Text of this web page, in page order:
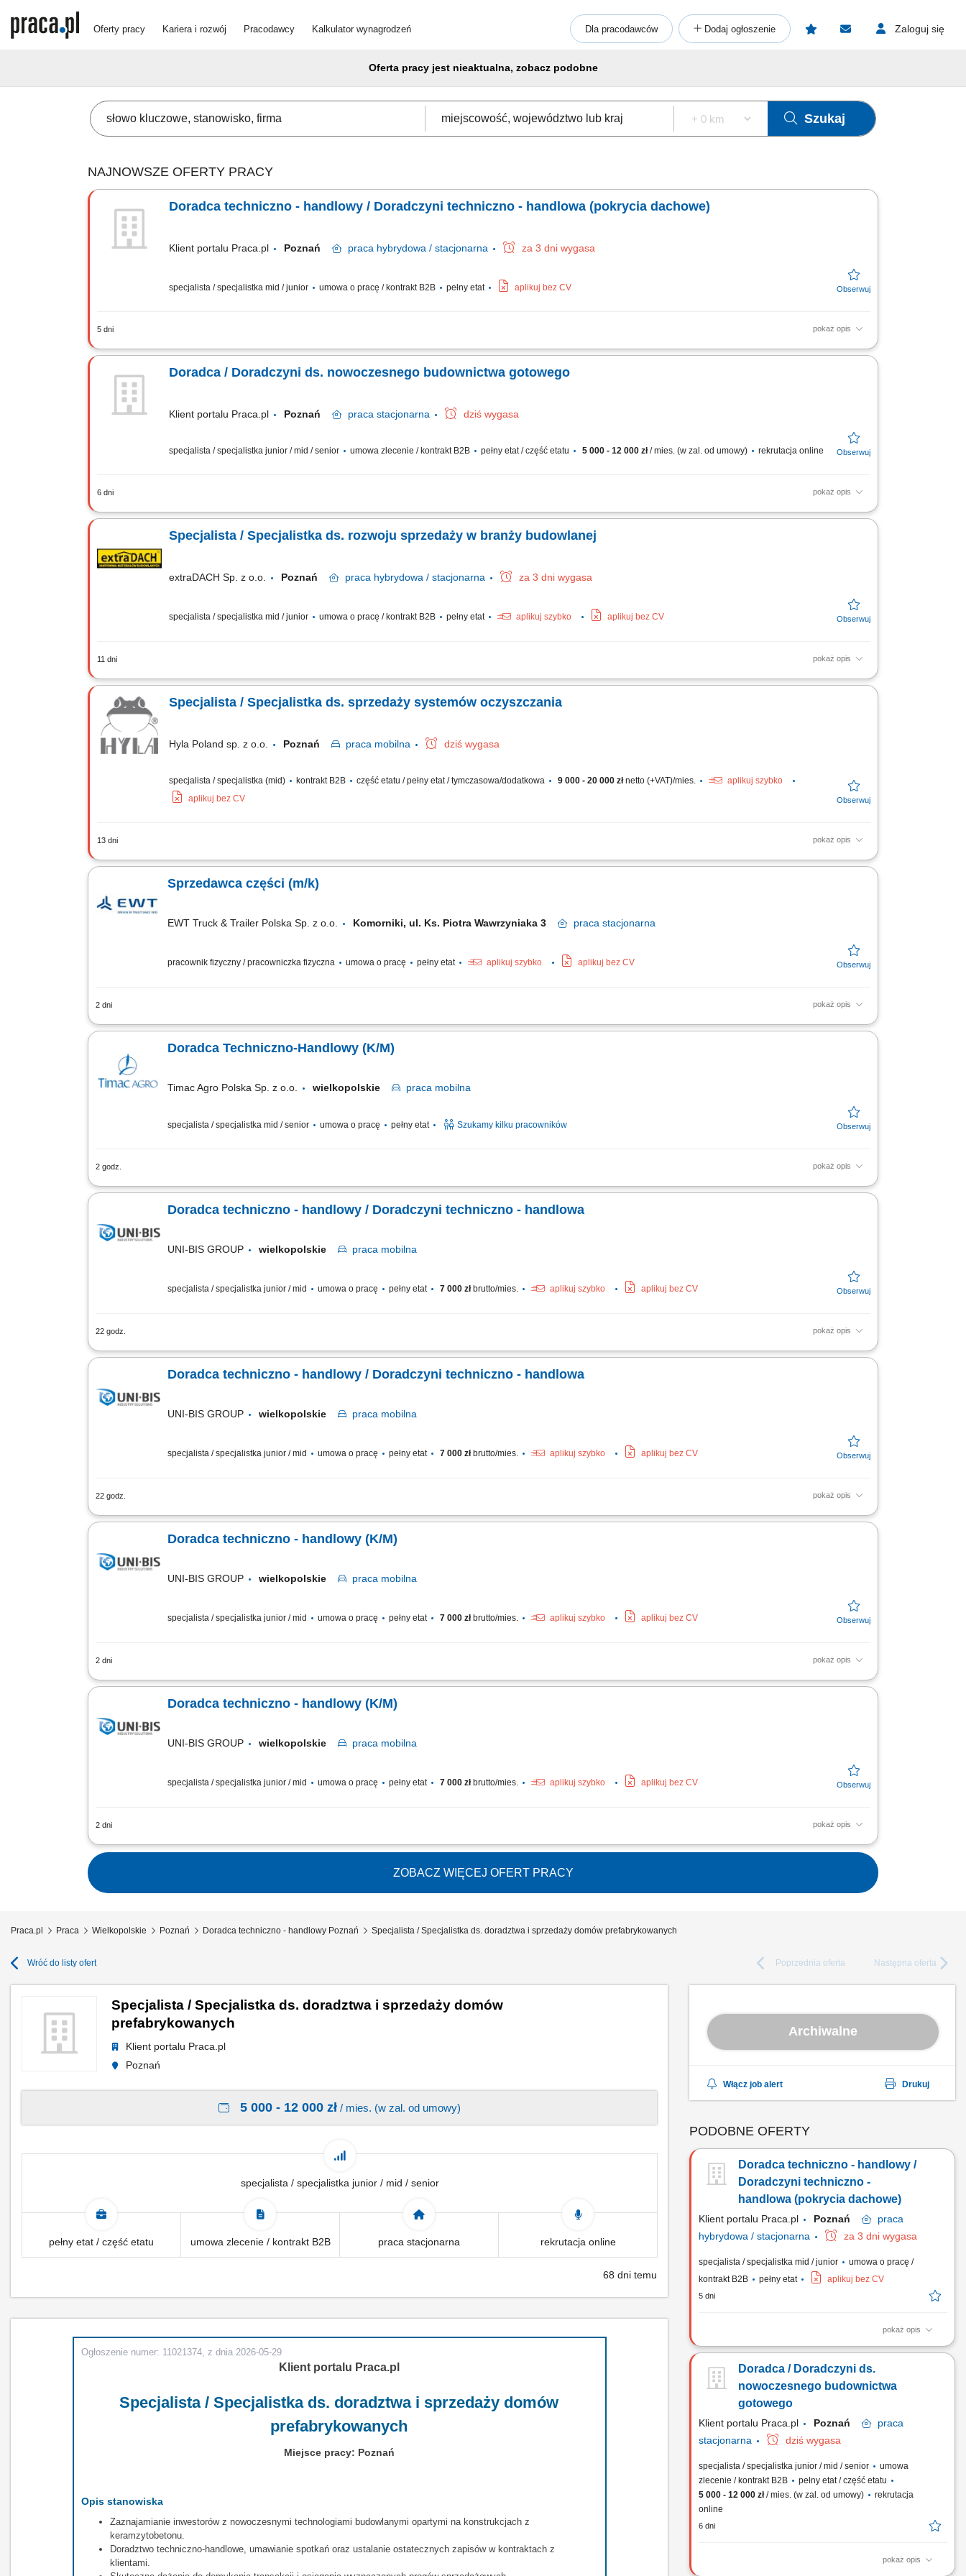
Oferty pracy Kariera i rozwój Pracodawcy Kalkulator wynagrodzeń Dla pracodawców Dodaj ogłoszenie Zaloguj się
Oferta pracy jest nieaktualna, zobacz podobne
Szukaj
NAJNOWSZE OFERTY PRACY
Doradca techniczno - handlowy / Doradczyni techniczno - handlowa (pokrycia dachowe)
Klient portalu Praca.pl Poznań praca hybrydowa / stacjonarna za 3 dni wygasa
specjalista / specjalistka mid / junior umowa o pracę / kontrakt B2B pełny etat aplikuj bez CV
5 dni pokaż opis
Prowadzenie bieżących procesów sprzedażowych oraz kompleksowa obsługa interesantów odwiedzających oddział firmy. Koordynowanie całokształtu spraw
Doradca / Doradczyni ds. nowoczesnego budownictwa gotowego
Klient portalu Praca.pl Poznań praca stacjonarna dziś wygasa
specjalista / specjalistka junior / mid / senior umowa zlecenie / kontrakt B2B pełny etat / część etatu 5 000 - 12 000 zł/ mies. (w zal. od umowy) rekrutacja online
6 dni pokaż opis
Profesjonalne doradztwo oraz prezentowanie innowacyjnych rozwiązań z zakresu szybkiej budowy nowoczesnych domów modułowych. Aktywne prowadzenie spotkań
Specjalista / Specjalistka ds. rozwoju sprzedaży w branży budowlanej
extraDACH Sp. z o.o. Poznań praca hybrydowa / stacjonarna za 3 dni wygasa
specjalista / specjalistka mid / junior umowa o pracę / kontrakt B2B pełny etat aplikuj szybko aplikuj bez CV
11 dni pokaż opis
Zadania: Realizowanie bieżących planów handlowych oraz kompleksowa obsługa interesantów odwiedzających oddział firmy. Kalkulowanie cen, przygotowywanie
Specjalista / Specjalistka ds. sprzedaży systemów oczyszczania
Hyla Poland sp. z o.o. Poznań praca mobilna dziś wygasa
specjalista / specjalistka (mid) kontrakt B2B część etatu / pełny etat / tymczasowa/dodatkowa 9 000 - 20 000 złnetto (+VAT)/mies.
aplikuj szybko
aplikuj bez CV
13 dni pokaż opis
Zadania Aktywne pozyskiwanie nowych odbiorców i rozbudowa sieci kontaktów biznesowych; Przeprowadzanie prezentacji produktowych marki HYLA bezpośrednio u
Sprzedawca części (m/k)
EWT Truck & Trailer Polska Sp. z o.o. Komorniki, ul. Ks. Piotra Wawrzyniaka 3 praca stacjonarna
pracownik fizyczny / pracowniczka fizyczna umowa o pracę pełny etat aplikuj szybko aplikuj bez CV
2 dni pokaż opis
Do głównych obowiązków osoby zatrudnionej na tym stanowisku należy: Aktywna sprzedaż części zamiennych zgodnie z założeniami budżetowymi serwisu; Dobór
Doradca Techniczno-Handlowy (K/M)
Timac Agro Polska Sp. z o.o. wielkopolskie praca mobilna
specjalista / specjalistka mid / senior umowa o pracę pełny etat Szukamy kilku pracowników
2 godz. pokaż opis
Teren pracy: 2-3 powiaty Twój zakres obowiązków: Odwiedzasz gospodarstwa rolne i budujesz partnerskie relacje z rolnikami, Analizujesz kondycję upraw i dobrostan
Doradca techniczno - handlowy / Doradczyni techniczno - handlowa
UNI-BIS GROUP wielkopolskie praca mobilna
specjalista / specjalistka junior / mid umowa o pracę pełny etat 7 000 złbrutto/mies. aplikuj szybko aplikuj bez CV
22 godz. pokaż opis
Opis stanowiska: aktywne pozyskiwanie nowych klientów oraz rozwijanie współpracy z obecnymi partnerami, doradztwo w zakresie doboru rozwiązań technicznych
Doradca techniczno - handlowy / Doradczyni techniczno - handlowa
UNI-BIS GROUP wielkopolskie praca mobilna
specjalista / specjalistka junior / mid umowa o pracę pełny etat 7 000 złbrutto/mies. aplikuj szybko aplikuj bez CV
22 godz. pokaż opis
Opis stanowiska: aktywne pozyskiwanie nowych klientów oraz rozwijanie współpracy z obecnymi partnerami, doradztwo w zakresie doboru rozwiązań technicznych
Doradca techniczno - handlowy (K/M)
UNI-BIS GROUP wielkopolskie praca mobilna
specjalista / specjalistka junior / mid umowa o pracę pełny etat 7 000 złbrutto/mies. aplikuj szybko aplikuj bez CV
2 dni pokaż opis
Zakres obowiązków: aktywne pozyskiwanie nowych klientów (terenowe), oraz rozwój sprzedaży wśród obecnych klientów; doradztwo techniczne i dobór rozwiązań.
Doradca techniczno - handlowy (K/M)
UNI-BIS GROUP wielkopolskie praca mobilna
specjalista / specjalistka junior / mid umowa o pracę pełny etat 7 000 złbrutto/mies. aplikuj szybko aplikuj bez CV
2 dni pokaż opis
Zakres obowiązków: aktywne pozyskiwanie nowych klientów (terenowe), oraz rozwój sprzedaży wśród obecnych klientów; doradztwo techniczne i dobór rozwiązań.
ZOBACZ WIĘCEJ OFERT PRACY
Praca.pl Praca Wielkopolskie Poznań Doradca techniczno - handlowy Poznań Specjalista / Specjalistka ds. doradztwa i sprzedaży domów prefabrykowanych
Wróć do listy ofert Poprzednia oferta Następna oferta
Specjalista / Specjalistka ds. doradztwa i sprzedaży domów
prefabrykowanych
Klient portalu Praca.pl
Poznań
5 000 - 12 000 zł/ mies. (w zal. od umowy)
specjalista / specjalistka junior / mid / senior
pełny etat / część etatu umowa zlecenie / kontrakt B2B praca stacjonarna rekrutacja online
68 dni temu
Ogłoszenie numer: 11021374, z dnia 2026-05-29
Klient portalu Praca.pl
Specjalista / Specjalistka ds. doradztwa i sprzedaży domów
prefabrykowanych
Miejsce pracy: Poznań
Opis stanowiska
Zaznajamianie inwestorów z nowoczesnymi technologiami budowlanymi opartymi na konstrukcjach z
keramzytobetonu.
Doradztwo techniczno-handlowe, umawianie spotkań oraz ustalanie ostatecznych zapisów w kontraktach z
klientami.
Archiwalne
Włącz job alert Drukuj
PODOBNE OFERTY
Doradca techniczno - handlowy /
Doradczyni techniczno -
handlowa (pokrycia dachowe)
Klient portalu Praca.pl Poznań
praca
hybrydowa / stacjonarna
za 3 dni wygasa
specjalista / specjalistka mid / junior
umowa o pracę /
kontrakt B2B
pełny etat aplikuj bez CV
5 dni
pokaż opis
Prowadzenie bieżących procesów sprzedażowych oraz
firmy. Koordynowanie całokształtu spraw związanych z
obsługą zamówień, od momentu zapytania ofertowego do
wydania towaru. Inicjowanie działań mających na celu
pozyskanie nowych...
Doradca / Doradczyni ds.
nowoczesnego budownictwa
gotowego
Klient portalu Praca.pl Poznań
praca
stacjonarna
dziś wygasa
specjalista / specjalistka junior / mid / senior
umowa
zlecenie / kontrakt B2B
pełny etat / część etatu
5 000 - 12 000 zł/ mies. (w zal. od umowy)
rekrutacja
online
6 dni
pokaż opis